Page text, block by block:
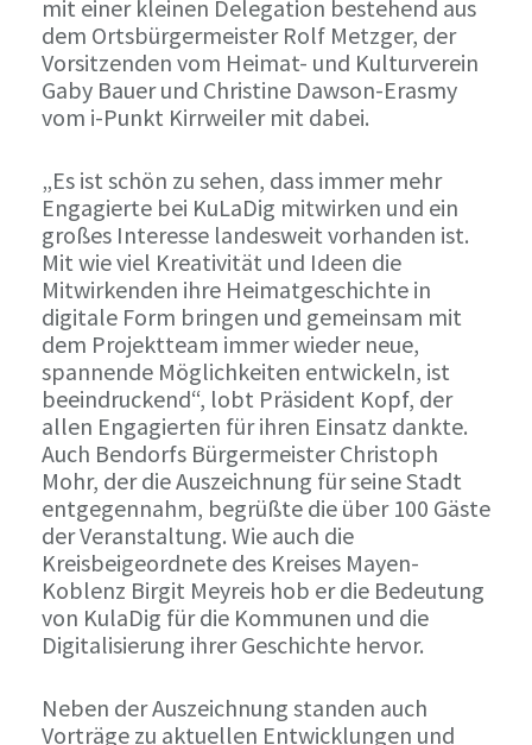
mit einer kleinen Delegation bestehend aus
dem Ortsbürgermeister Rolf Metzger, der
Vorsitzenden vom Heimat- und Kulturverein
Gaby Bauer und Christine Dawson-Erasmy
vom i-Punkt Kirrweiler mit dabei.
„Es ist schön zu sehen, dass immer mehr
Engagierte bei KuLaDig mitwirken und ein
großes Interesse landesweit vorhanden ist.
Mit wie viel Kreativität und Ideen die
Mitwirkenden ihre Heimatgeschichte in
digitale Form bringen und gemeinsam mit
dem Projektteam immer wieder neue,
spannende Möglichkeiten entwickeln, ist
beeindruckend“, lobt Präsident Kopf, der
allen Engagierten für ihren Einsatz dankte.
Auch Bendorfs Bürgermeister Christoph
Mohr, der die Auszeichnung für seine Stadt
entgegennahm, begrüßte die über 100 Gäste
der Veranstaltung. Wie auch die
Kreisbeigeordnete des Kreises Mayen-
Koblenz Birgit Meyreis hob er die Bedeutung
von KulaDig für die Kommunen und die
Digitalisierung ihrer Geschichte hervor.
Neben der Auszeichnung standen auch
Vorträge zu aktuellen Entwicklungen und